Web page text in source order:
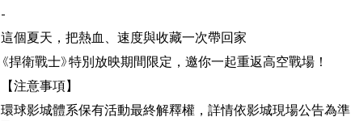
-
這個夏天，把熱血、速度與收藏一次帶回家
《捍衛戰士》特別放映期間限定，邀你一起重返高空戰場！
【注意事項】
環球影城體系保有活動最終解釋權，詳情依影城現場公告為準